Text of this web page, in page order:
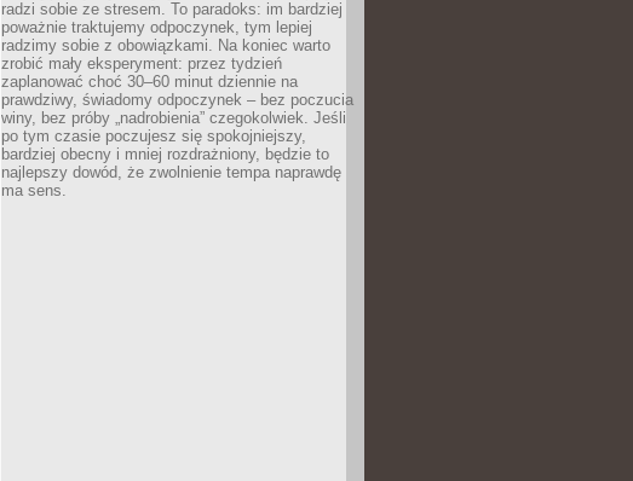
radzi sobie ze stresem. To paradoks: im bardziej
poważnie traktujemy odpoczynek, tym lepiej
radzimy sobie z obowiązkami. Na koniec warto
zrobić mały eksperyment: przez tydzień
zaplanować choć 30–60 minut dziennie na
prawdziwy, świadomy odpoczynek – bez poczucia
winy, bez próby „nadrobienia” czegokolwiek. Jeśli
po tym czasie poczujesz się spokojniejszy,
bardziej obecny i mniej rozdrażniony, będzie to
najlepszy dowód, że zwolnienie tempa naprawdę
ma sens.